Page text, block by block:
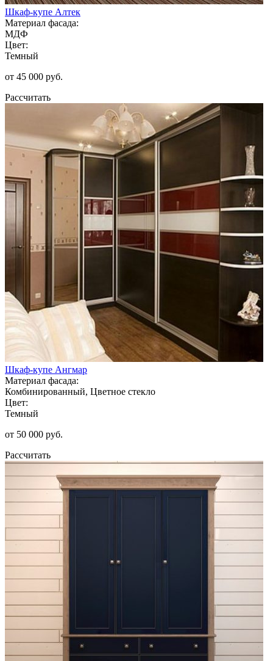
Шкаф-купе Алтек
Материал фасада:
МДФ
Цвет:
Темный
от 45 000 руб.
Рассчитать
Шкаф-купе Ангмар
Материал фасада:
Комбинированный, Цветное стекло
Цвет:
Темный
от 50 000 руб.
Рассчитать